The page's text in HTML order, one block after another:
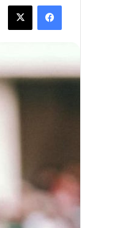
ل
ي
د
ي
فيسبوك